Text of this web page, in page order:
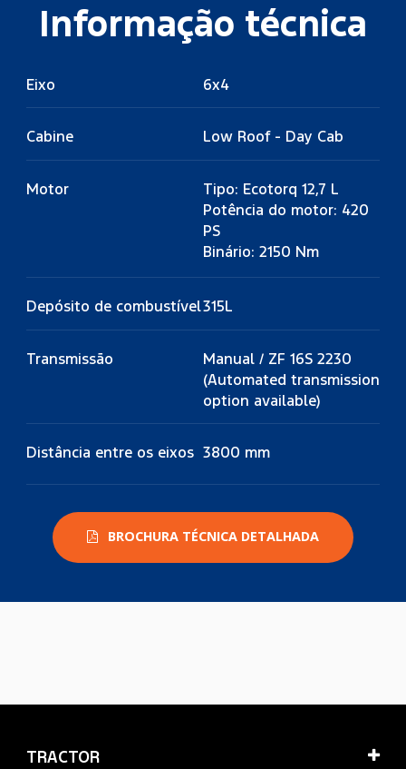
Informação técnica
Eixo 6x4
Cabine Low Roof - Day Cab
Motor
Tipo: Ecotorq 12,7 L
Potência do motor: 420
PS
Binário: 2150 Nm
Depósito de combustível315L
Transmissão
Manual / ZF 16S 2230
(Automated transmission
option available)
Distância entre os eixos 3800 mm
BROCHURA TÉCNICA DETALHADA
TRACTOR